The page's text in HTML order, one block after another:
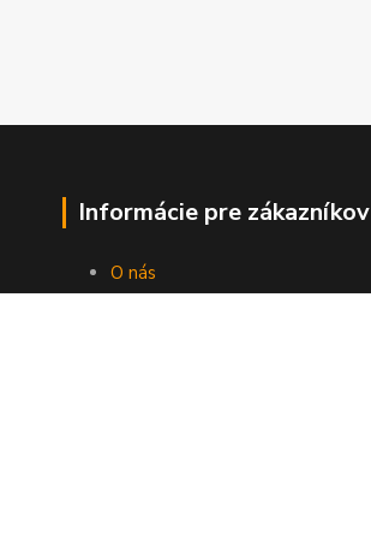
Informácie pre zákazníkov
O nás
Ako nakupovať